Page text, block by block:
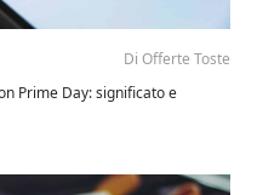
Di Offerte Toste
Prime Day: significato e